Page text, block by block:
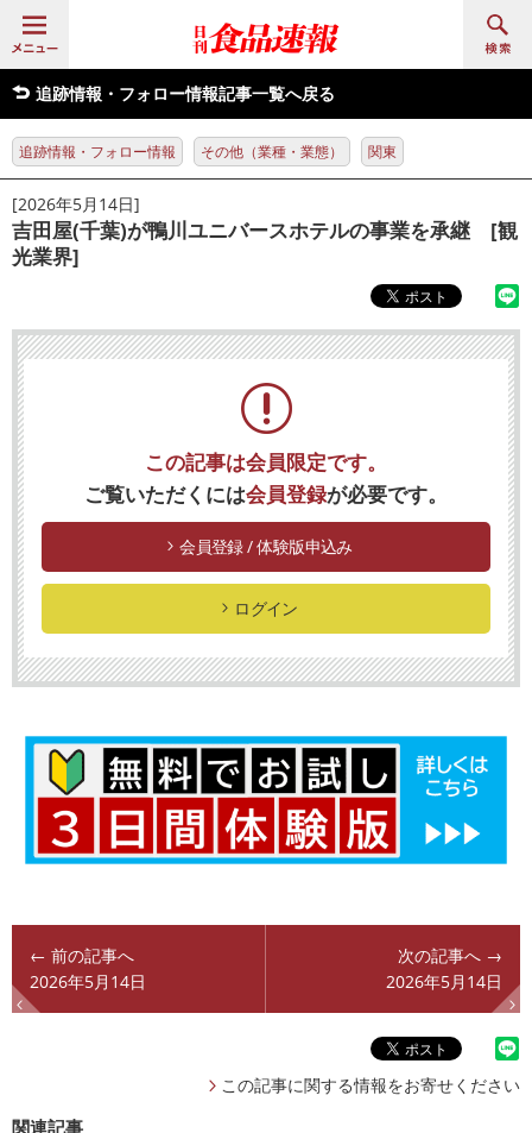
追跡情報・フォロー情報記事一覧へ戻る
追跡情報・フォロー情報 その他（業種・業態） 関東
[2026年5月14日]
吉田屋(千葉)が鴨川ユニバースホテルの事業を承継 [観
光業界]
この記事は会員限定です。
ご覧いただくには会員登録が必要です。
会員登録 / 体験版申込み
ログイン
← 前の記事へ
2026年5月14日
次の記事へ →
2026年5月14日
この記事に関する情報をお寄せください
関連記事